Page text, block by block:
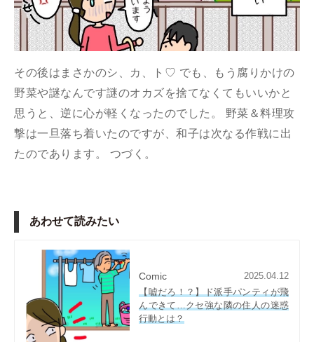
その後はまさかのシ、カ、ト♡ でも、もう腐りかけの
野菜や謎なんです謎のオカズを捨てなくてもいいかと
思うと、逆に心が軽くなったのでした。 野菜＆料理攻
撃は一旦落ち着いたのですが、和子は次なる作戦に出
たのであります。 つづく。
あわせて読みたい
Comic
2025.04.12
【嘘だろ！？】ド派手パンティが飛
んできて…クセ強な隣の住人の迷惑
行動とは？